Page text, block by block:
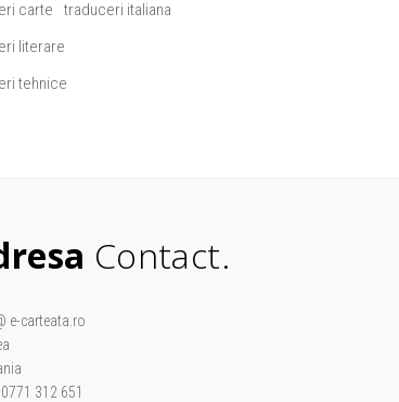
carte
traduceri italiana
literare
tehnice
Contact.
e-carteata.ro
312 651